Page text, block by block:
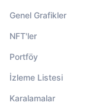
Genel Grafikler
NFT'ler
Portföy
İzleme Listesi
Karalamalar